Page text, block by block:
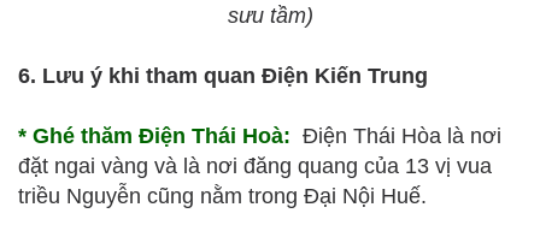
sưu tầm)
6. Lưu ý khi tham quan Điện Kiến Trung
* Ghé thăm Điện Thái Hoà: Điện Thái Hòa là nơi
đặt ngai vàng và là nơi đăng quang của 13 vị vua
triều Nguyễn cũng nằm trong Đại Nội Huế.